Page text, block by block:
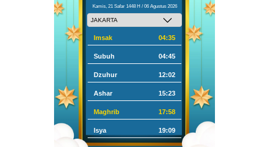
Kamis, 21 Safar 1448 H / 06 Agustus 2026
Imsak 04:35
Subuh 04:45
Dzuhur 12:02
Ashar 15:23
Maghrib 17:58
Isya 19:09